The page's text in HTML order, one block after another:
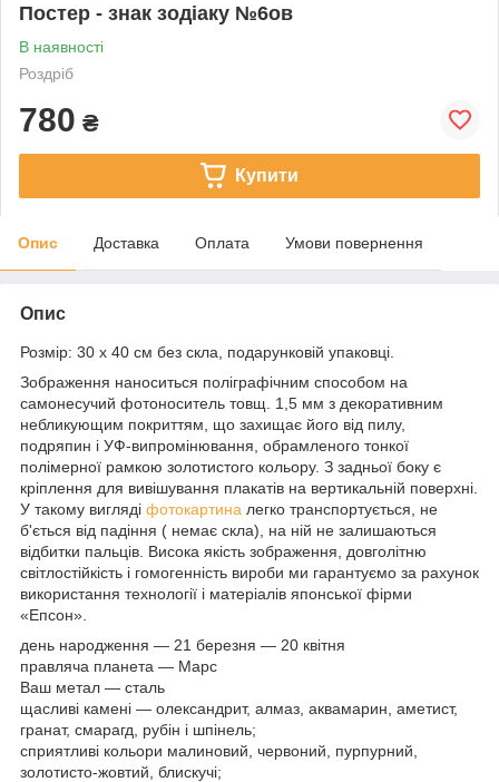
Постер - знак зодіаку №6ов
В наявності
Роздріб
780 ₴
Купити
Опис Доставка Оплата Умови повернення
Опис
Розмір: 30 х 40 см без скла, подарунковій упаковці.
Зображення наноситься поліграфічним способом на
самонесучий фотоноситель товщ. 1,5 мм з декоративним
небликующим покриттям, що захищає його від пилу,
подряпин і УФ-випромінювання, обрамленого тонкої
полімерної рамкою золотистого кольору. З задньої боку є
кріплення для вивішування плакатів на вертикальній поверхні.
У такому вигляді фотокартина легко транспортується, не
б'ється від падіння ( немає скла), на ній не залишаються
відбитки пальців. Висока якість зображення, довголітню
світлостійкість і гомогенність вироби ми гарантуємо за рахунок
використання технології і матеріалів японської фірми
«Епсон».
день народження — 21 березня — 20 квітня
правляча планета — Марс
Ваш метал — сталь
щасливі камені — олександрит, алмаз, аквамарин, аметист,
гранат, смарагд, рубін і шпінель;
сприятливі кольори малиновий, червоний, пурпурний,
золотисто-жовтий, блискучі;